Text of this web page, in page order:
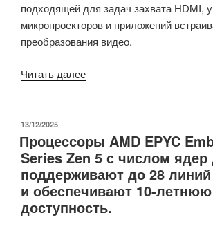
подходящей для задач захвата HDMI,
микропроекторов и приложений
преобразования видео.
Читать далее«Плата
RK628D
для
преобразования
HDMI
в
ОПУБЛИКОВАНО
13/12/2025
Процессоры AMD EPYC
Series Zen 5 с числом ядер
поддерживают до 28 линий
и обеспечивают 10-летнюю
доступность.